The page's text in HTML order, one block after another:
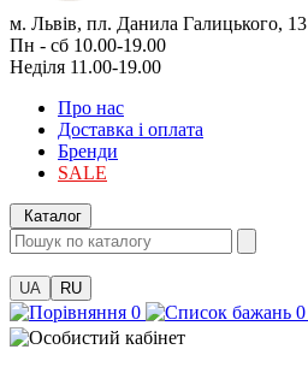
м. Львів, пл. Данила Галицького, 13
Пн - сб 10.00-19.00
Неділя 11.00-19.00
Про нас
Доставка і оплата
Бренди
SALE
Каталог
UA RU
0 0